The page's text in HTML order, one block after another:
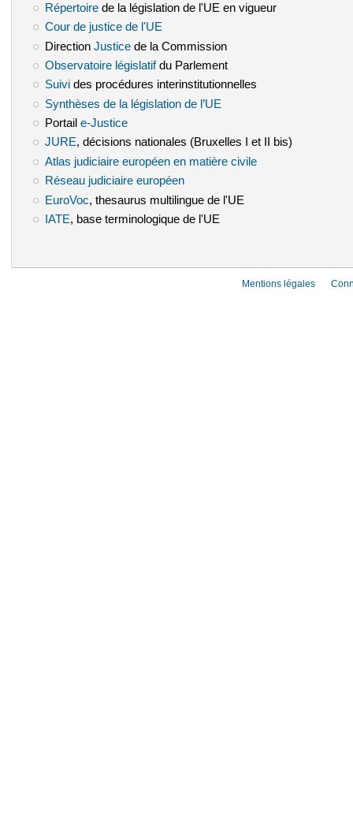
Répertoire(le lien est externe)
de la législation de l'UE en vigueur
Cour de justice de l'UE
Direction Justice(le lien est externe)
de la Commission
Observatoire législatif(le lien est externe)
du Parlement
Suivi(le lien est externe)
des procédures interinstitutionnelles
Synthèses de la législation de l’UE
Portail e-Justice(le lien est externe)
JURE(le lien est externe)
, décisions nationales (Bruxelles I et II bis)
Atlas judiciaire européen en matière civile(le lien est externe)
Réseau judiciaire européen(le lien est externe)
EuroVoc (le lien est externe)
, thesaurus multilingue de l'UE
IATE (le lien est externe)
, base terminologique de l'UE
Mentions légales